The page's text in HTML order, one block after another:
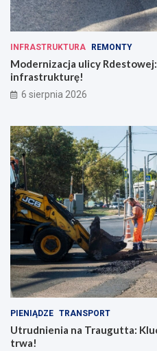
INFRASTRUKTURA REMONTY
Modernizacja ulicy
infrastrukturę!
6 sierpnia 2026
PIENIĄDZE TRANSPORT
Utrudnienia na Traugutta:
trwa!